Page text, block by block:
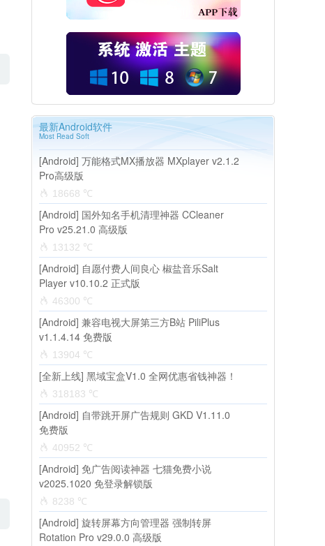
最新Android软件
Most Read Soft
[Android] 万能格式MX播放器 MXplayer v2.1.2
Pro高级版
18668 ℃
[Android] 国外知名手机清理神器 CCleaner
Pro v25.21.0 高级版
13132 ℃
[Android] 自愿付费人间良心 椒盐音乐Salt
Player v10.10.2 正式版
46300 ℃
[Android] 兼容电视大屏第三方B站 PiliPlus
v1.1.4.14 免费版
13904 ℃
[全新上线] 黑域宝盒V1.0 全网优惠省钱神器！
318183 ℃
[Android] 自带跳开屏广告规则 GKD V1.11.0
免费版
40952 ℃
[Android] 免广告阅读神器 七猫免费小说
v2025.1020 免登录解锁版
8238 ℃
[Android] 旋转屏幕方向管理器 强制转屏
Rotation Pro v29.0.0 高级版